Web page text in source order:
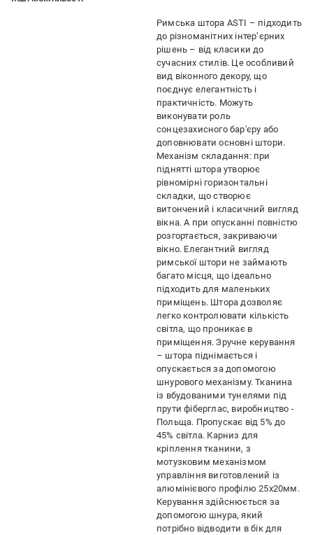
Римська штора ASTI – підходить
до різноманітних інтер’єрних
рішень – від класики до
сучасних стилів. Це особливий
вид віконного декору, що
поєднує елегантність і
практичність. Можуть
виконувати роль
сонцезахисного бар'єру або
доповнювати основні штори.
Механізм складання: при
піднятті штора утворює
рівномірні горизонтальні
складки, що створює
витончений і класичний вигляд
вікна. А при опусканні повністю
розгортається, закриваючи
вікно. Елегантний вигляд
римської штори не займають
багато місця, що ідеально
підходить для маленьких
приміщень. Штора дозволяє
легко контролювати кількість
світла, що проникає в
приміщення. Зручне керування
– штора піднімається і
опускається за допомогою
шнурового механізму. Тканина
із вбудованими тунелями під
прути фіберглас, виробництво -
Польща. Пропускає від 5% до
45% світла. Карниз для
кріплення тканини, з
мотузковим механізмом
управління виготовлений із
алюмінієвого профілю 25х20мм.
Керування здійснюється за
допомогою шнура, який
потрібно відводити в бік для